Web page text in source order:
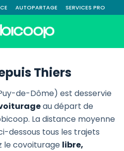
AUTOPARTAGE SERVICES PRO
Thiers
de-Dôme) est desservie
au départ de
La distance moyenne
dessous tous les trajets
le covoiturage libre,